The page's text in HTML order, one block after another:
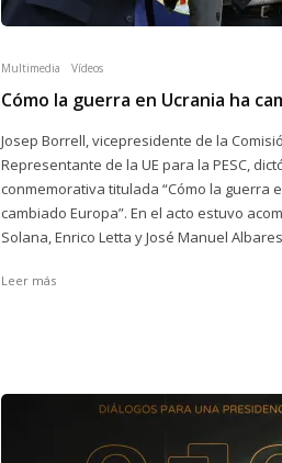
Multimedia Vídeos
Cómo la guerra en Ucrania ha
Josep Borrell, vicepresidente de la
Representante de la UE para la PESC,
conmemorativa titulada “Cómo la guerra
cambiado Europa”. En el acto estuvo
Solana, Enrico Letta y José Manuel Albares
Leer más